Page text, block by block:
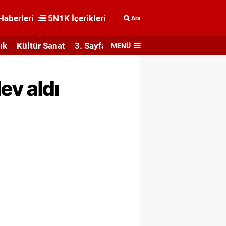
5N1K İçerikleri Ara
Kültür Sanat 3. Sayfa MENÜ
aldı